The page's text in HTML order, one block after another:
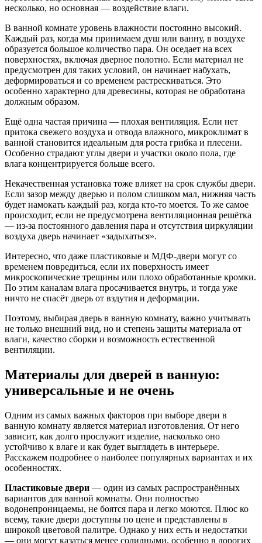
несколько, но основная — воздействие влаги.
В ванной комнате уровень влажности постоянно высокий.
Каждый раз, когда мы принимаем душ или ванну, в воздухе
образуется большое количество пара. Он оседает на всех
поверхностях, включая дверное полотно. Если материал не
предусмотрен для таких условий, он начинает набухать,
деформироваться и со временем растрескиваться. Это
особенно характерно для древесины, которая не обработана
должным образом.
Ещё одна частая причина — плохая вентиляция. Если нет
притока свежего воздуха и отвода влажного, микроклимат в
ванной становится идеальным для роста грибка и плесени.
Особенно страдают углы двери и участки около пола, где
влага концентрируется больше всего.
Некачественная установка тоже влияет на срок службы двери.
Если зазор между дверью и полом слишком мал, нижняя часть
будет намокать каждый раз, когда кто-то моется. То же самое
происходит, если не предусмотрена вентиляционная решётка
— из-за постоянного давления пара и отсутствия циркуляции
воздуха дверь начинает «задыхаться».
Интересно, что даже пластиковые и МДФ-двери могут со
временем повредиться, если их поверхность имеет
микроскопические трещины или плохо обработанные кромки.
По этим каналам влага просачивается внутрь, и тогда уже
ничто не спасёт дверь от вздутия и деформации.
Поэтому, выбирая дверь в ванную комнату, важно учитывать
не только внешний вид, но и степень защиты материала от
влаги, качество сборки и возможность естественной
вентиляции.
Материалы для дверей в ванную:
универсальные и не очень
Одним из самых важных факторов при выборе двери в
ванную комнату является материал изготовления. От него
зависит, как долго прослужит изделие, насколько оно
устойчиво к влаге и как будет выглядеть в интерьере.
Расскажем подробнее о наиболее популярных вариантах и их
особенностях.
Пластиковые двери — один из самых распространённых
вариантов для ванной комнаты. Они полностью
водонепроницаемы, не боятся пара и легко моются. Плюс ко
всему, такие двери доступны по цене и представлены в
широкой цветовой палитре. Однако у них есть и недостатки
— они могут казаться менее солидными, особенно в дорогих